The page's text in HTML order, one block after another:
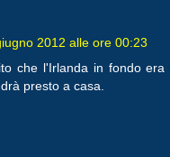
2012 alle ore 00:23
che l'Irlanda in fondo
presto a casa.